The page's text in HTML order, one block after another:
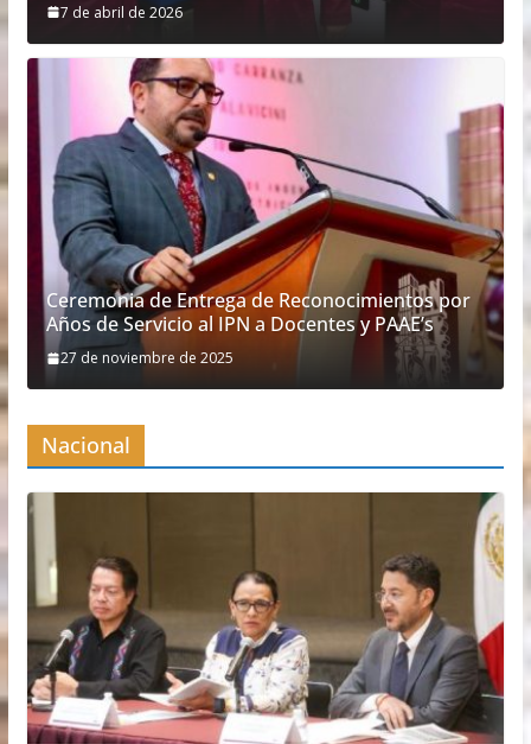
7 de abril de 2026
Ceremonia de Entrega de Reconocimientos por
Años de Servicio al IPN a Docentes y PAAE’s
27 de noviembre de 2025
Nacional